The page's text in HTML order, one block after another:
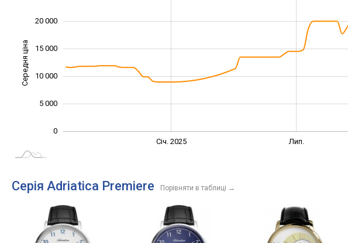
Середня ціна
0
5 000
10 000
15 000
20 000
Січ. 2025 Лип.
Серія Adriatica Premiere Порівняти в таблиці →